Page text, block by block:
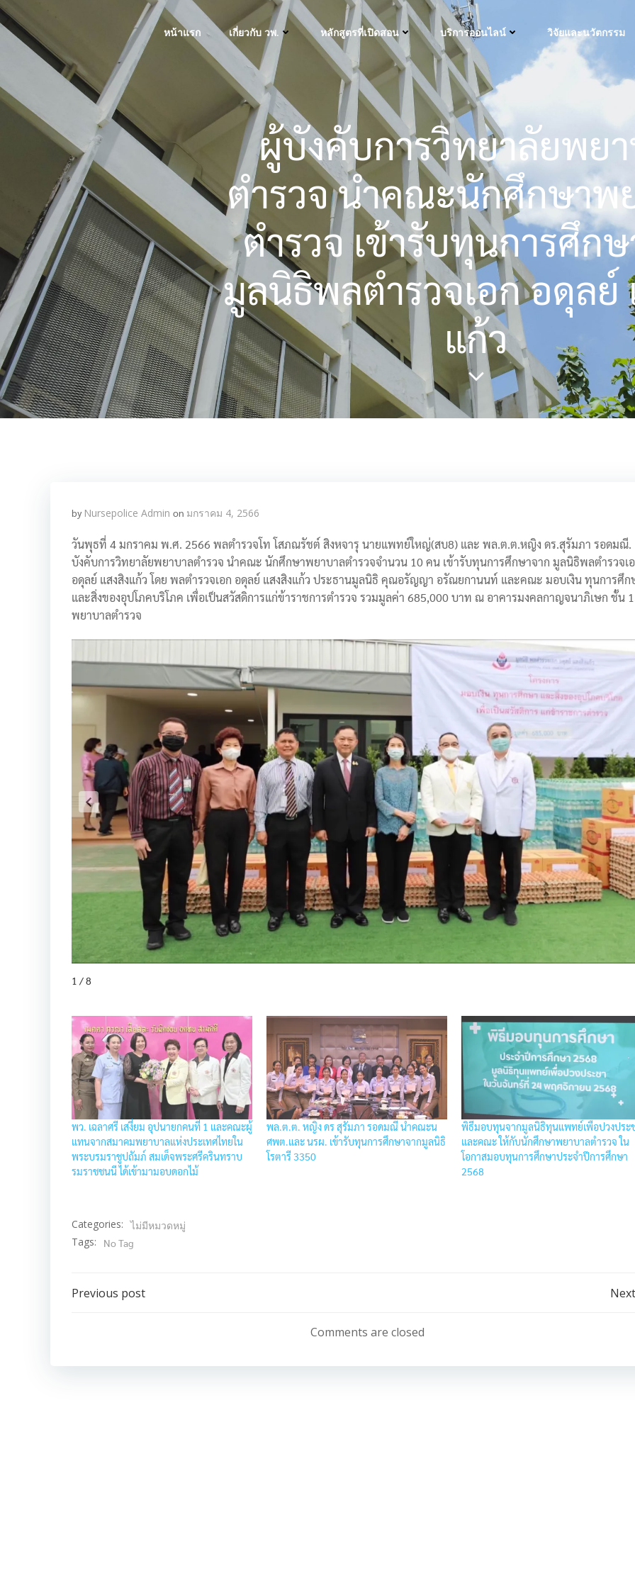
Skip
to
content
หน้าแรก เกี่ยวกับ วพ. หลักสูตรที่เปิดสอน บริการออนไลน์ วิจัยและนวัตกรรม
ผู้บังคับการวิทยาลัยพย
ตำรวจ นำคณะนักศึกษาพ
ตำรวจ เข้ารับทุนการศึก
มูลนิธิพลตำรวจเอก อดุลย์
แก้ว
by Nursepolice Admin on มกราคม 4, 2566
วันพุธที่ 4 มกราคม พ.ศ. 2566 พลตำรวจโท โสภณรัชต์ สิงหจารุ นายแพทย์ใหญ่(สบ8) และ พล.ต.ต.หญิง ดร.สุรัมภา รอดมณี.
บังคับการวิทยาลัยพยาบาลตำรวจ นำคณะ นักศึกษาพยาบาลตำรวจจำนวน 10 คน เข้ารับทุนการศึกษาจาก มูลนิธิพลตำรวจเ
อดุลย์ แสงสิงแก้ว โดย พลตำรวจเอก อดุลย์ แสงสิงแก้ว ประธานมูลนิธิ คุณอรัญญา อรัณยกานนท์ และคณะ มอบเงิน ทุนการศึก
และสิ่งของอุปโภคบริโภค เพื่อเป็นสวัสดิการแก่ข้าราชการตำรวจ รวมมูลค่า 685,000 บาท ณ อาคารมงคลกาญจนาภิเษก ชั้น
พยาบาลตำรวจ
1 / 8
พว. เฉลาศรี เสงี่ยม อุปนายกคนที่ 1 และคณะผู้
แทนจากสมาคมพยาบาลแห่งประเทศไทยใน
พระบรมราชูปถัมภ์ สมเด็จพระศรีครินทราบ
รมราชชนนี ได้เข้ามามอบดอกไม้
พล.ต.ต. หญิง ดร สุรัมภา รอดมณี นำคณะน
ศพต.และ นรผ. เข้ารับทุนการศึกษาจากมูลนิธิ
โรตารี 3350
พิธีมอบทุนจากมูลนิธิทุนแพทย์เพือปวงประ
และคณะ ให้กับนักศึกษาพยาบาลตำรวจ ใน
โอกาสมอบทุนการศึกษาประจําปีการศึกษา
2568
Categories: ไม่มีหมวดหมู่
Tags:
No Tag
Post
Previous post
navigation
Comments are closed